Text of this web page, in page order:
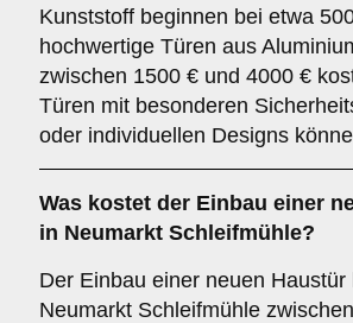
Kunststoff beginnen bei etwa
hochwertige Türen aus
zwischen 1500 € und 4000 €
Türen mit besonderen
oder individuellen Designs
Was kostet der Einbau einer
in Neumarkt Schleifmühle?
Der Einbau einer neuen Haustür
Neumarkt Schleifmühle